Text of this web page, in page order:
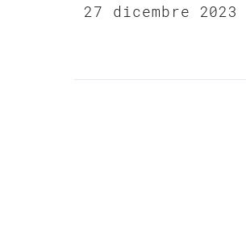
27 dicembre 2023